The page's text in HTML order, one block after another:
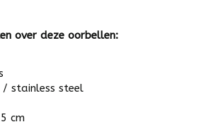
over deze oorbellen:
/ stainless steel
cm